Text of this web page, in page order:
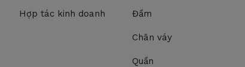
Hợp tác kinh doanh Đầm
Chân váy
Quần